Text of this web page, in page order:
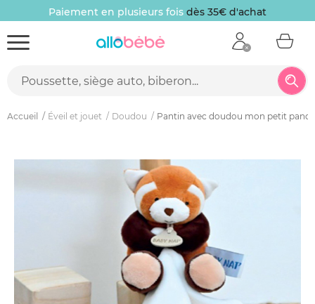
Paiement en plusieurs fois dès 35€ d'achat
Accueil Éveil et jouet Doudou Pantin avec doudou mon petit